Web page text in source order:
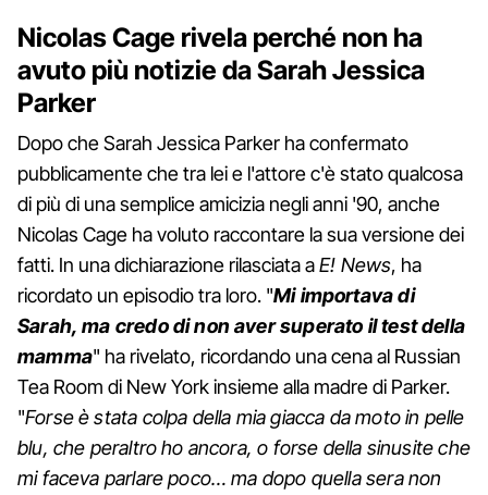
Nicolas Cage rivela perché non ha
avuto più notizie da Sarah Jessica
Parker
Dopo che Sarah Jessica Parker ha confermato
pubblicamente che tra lei e l'attore c'è stato qualcosa
di più di una semplice amicizia negli anni '90, anche
Nicolas Cage ha voluto raccontare la sua versione dei
fatti. In una dichiarazione rilasciata aE! News, ha
ricordato un episodio tra loro. "Mi importava di
Sarah, ma credo di non aver superato il test della
mamma" ha rivelato, ricordando una cena al Russian
Tea Room di New York insieme alla madre di Parker.
"Forse è stata colpa della mia giacca da moto in pelle
blu, che peraltro ho ancora, o forse della sinusite che
mi faceva parlare poco… ma dopo quella sera non